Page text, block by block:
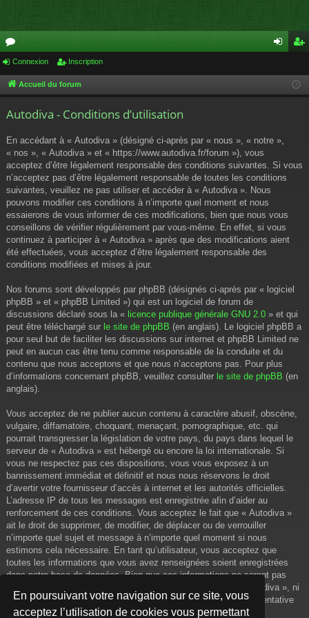
En poursuivant votre navigation sur ce site, vous
acceptez l’utilisation de cookies vous permettant
or
u cri
Connexion Inscription
Accueil du forum
Autodiva - Conditions d’utilisation
En accédant à « Autodiva » (désigné ci-après par « nous », « notre »,
« nos », « Autodiva » et « https://www.autodiva.fr/forum »), vous
acceptez d’être légalement responsable des conditions suivantes. Si vous
n’acceptez pas d’être légalement responsable de toutes les conditions
suivantes, veuillez ne pas utiliser et accéder à « Autodiva ». Nous
pouvons modifier ces conditions à n’importe quel moment et nous
essaierons de vous informer de ces modifications, bien que nous vous
conseillons de vérifier régulièrement par vous-même. En effet, si vous
continuez à participer à « Autodiva » après que des modifications aient
été effectuées, vous acceptez d’être légalement responsable des
conditions modifiées et mises à jour.
Nos forums sont développés par phpBB (désignés ci-après par « logiciel
phpBB » et « phpBB Limited ») qui est un logiciel de forum de
discussions déclaré sous la « licence publique générale GNU 2.0 » et qui
peut être téléchargé sur le site de phpBB (en anglais). Le logiciel phpBB a
pour seul but de faciliter les discussions sur internet et phpBB Limited ne
peut en aucun cas être tenu comme responsable de la conduite et du
contenu que nous acceptons et que nous n’acceptons pas. Pour plus
d’informations concernant phpBB, veuillez consulter le site de phpBB (en
anglais).
Vous acceptez de ne publier aucun contenu à caractère abusif, obscène,
vulgaire, diffamatoire, choquant, menaçant, pornographique, etc. qui
pourrait transgresser la législation de votre pays, du pays dans lequel le
serveur de « Autodiva » est hébergé ou encore la loi internationale. Si
vous ne respectez pas ces dispositions, vous vous exposez à un
bannissement immédiat et définitif et nous nous réservons le droit
d’avertir votre fournisseur d’accès à internet et les autorités officielles.
L’adresse IP de tous les messages est enregistrée afin d’aider au
renforcement de ces conditions. Vous acceptez le fait que « Autodiva »
ait le droit de supprimer, de modifier, de déplacer ou de verrouiller
n’importe quel sujet et message à n’importe quel moment si nous
estimons cela nécessaire. En tant qu’utilisateur, vous acceptez que
toutes les informations que vous avez renseignées soient enregistrées
dans notre base de données. Bien que ces informations ne seront pas
diffusées à une tierce partie sans votre consentement, ni « Autodiva », ni
phpBB, ne pourront être tenus comme responsables en cas de tentative
de piratage informatique visant à compromettre vos données.